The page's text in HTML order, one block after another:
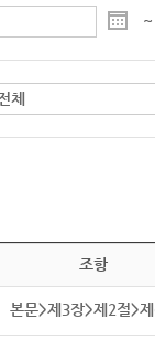
~
조항
본문>제3장>제2절>